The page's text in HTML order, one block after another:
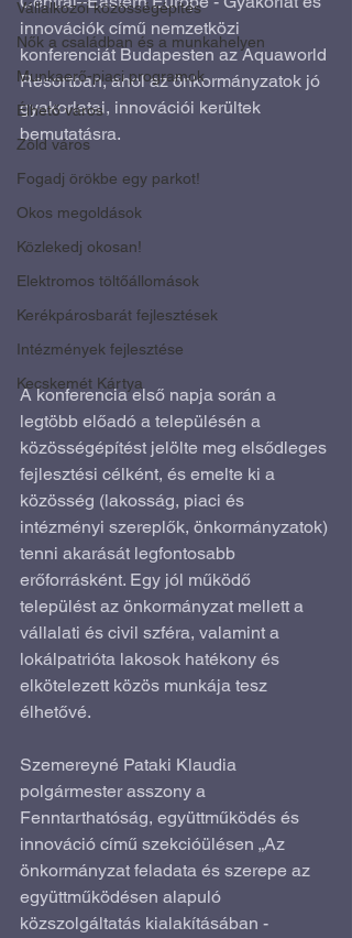
Vállalkozói közösségépítés
Nők a családban és a munkahelyen
Munkaerő-piaci programok
Élhető város
Zöld város
Fogadj örökbe egy parkot!
Okos megoldások
Közlekedj okosan!
Elektromos töltőállomások
Kerékpárosbarát fejlesztések
Intézmények fejlesztése
Kecskemét Kártya
innovációk című nemzetközi
konferenciát Budapesten az Aquaworld
Resortban, ahol az önkormányzatok jó
gyakorlatai, innovációi kerültek
bemutatásra.
A konferencia első napja során a
legtöbb előadó a településén a
közösségépítést jelölte meg elsődleges
fejlesztési célként, és emelte ki a
közösség (lakosság, piaci és
intézményi szereplők, önkormányzatok)
tenni akarását legfontosabb
erőforrásként. Egy jól működő
települést az önkormányzat mellett a
vállalati és civil szféra, valamint a
lokálpatrióta lakosok hatékony és
elkötelezett közös munkája tesz
élhetővé.
Szemereyné Pataki Klaudia
polgármester asszony a
Fenntarthatóság, együttműködés és
innováció című szekcióülésen „Az
önkormányzat feladata és szerepe az
együttműködésen alapuló
közszolgáltatás kialakításában -